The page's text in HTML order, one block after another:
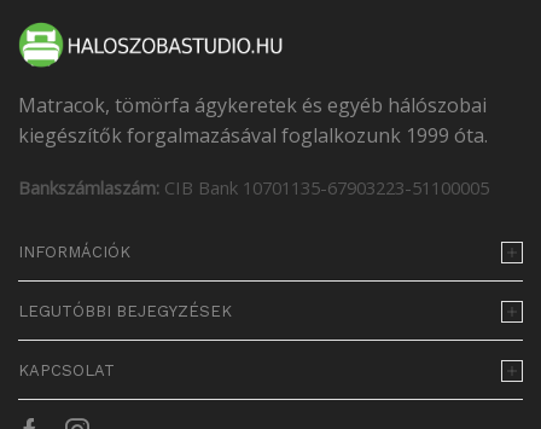
Matracok, tömörfa ágykeretek és egyéb hálószobai
kiegészítők forgalmazásával foglalkozunk 1999 óta.
Bankszámlaszám: CIB Bank 10701135-67903223-51100005
INFORMÁCIÓK
LEGUTÓBBI BEJEGYZÉSEK
KAPCSOLAT